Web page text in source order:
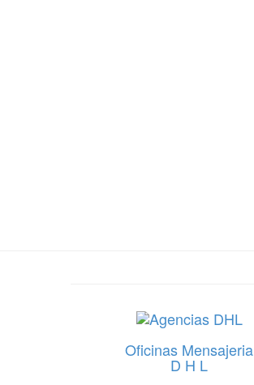
Oficinas Mensajeria
D H L